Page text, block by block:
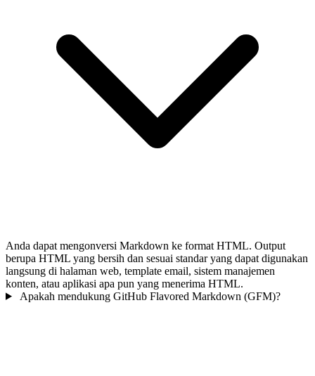
Anda dapat mengonversi Markdown ke format HTML. Output
berupa HTML yang bersih dan sesuai standar yang dapat digunakan
langsung di halaman web, template email, sistem manajemen
konten, atau aplikasi apa pun yang menerima HTML.
Apakah mendukung GitHub Flavored Markdown (GFM)?